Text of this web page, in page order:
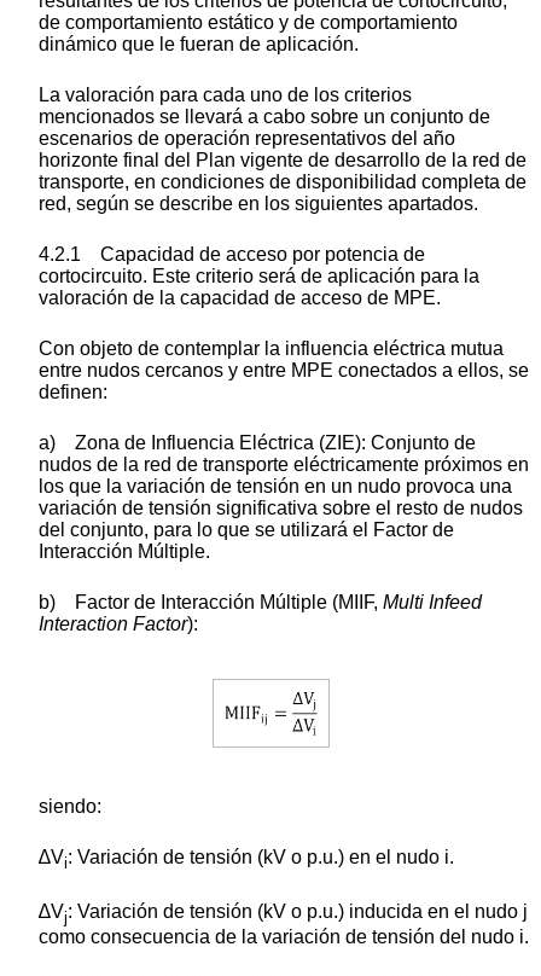
de comportamiento estático y de comportamiento
dinámico que le fueran de aplicación.
La valoración para cada uno de los criterios
mencionados se llevará a cabo sobre un conjunto de
escenarios de operación representativos del año
horizonte final del Plan vigente de desarrollo de la red de
transporte, en condiciones de disponibilidad completa de
red, según se describe en los siguientes apartados.
4.2.1 Capacidad de acceso por potencia de
cortocircuito. Este criterio será de aplicación para la
valoración de la capacidad de acceso de MPE.
Con objeto de contemplar la influencia eléctrica mutua
entre nudos cercanos y entre MPE conectados a ellos, se
definen:
a) Zona de Influencia Eléctrica (ZIE): Conjunto de
nudos de la red de transporte eléctricamente próximos en
los que la variación de tensión en un nudo provoca una
variación de tensión significativa sobre el resto de nudos
del conjunto, para lo que se utilizará el Factor de
Interacción Múltiple.
b) Factor de Interacción Múltiple (MIIF, Multi Infeed
Interaction Factor):
siendo:
∆Vi: Variación de tensión (kV o p.u.) en el nudo i.
∆Vj: Variación de tensión (kV o p.u.) inducida en el nudo j
como consecuencia de la variación de tensión del nudo i.